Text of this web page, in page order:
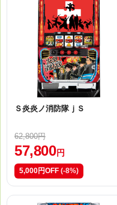
Ｓ炎炎ノ消防隊ｊＳ
62,800円
57,800 円
5,000円OFF (-8%)